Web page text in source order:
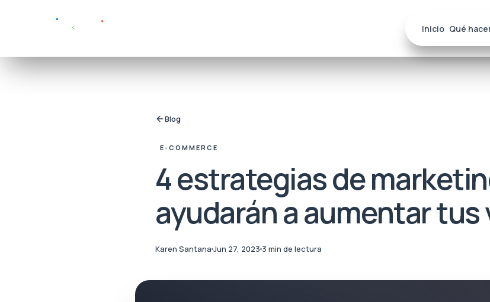
Inicio Qué
Blog
E-COMMERCE
4 estrategias de
ayudarán a aumentar
Karen Santana Jun 27, 2023 3 min de lectura